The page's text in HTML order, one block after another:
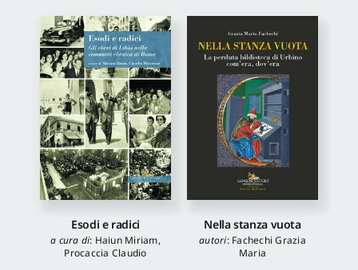
Esodi e radici
a cura di: Haiun Miriam,
Procaccia Claudio
Nella stanza vuota
autori: Fachechi Grazia
Maria